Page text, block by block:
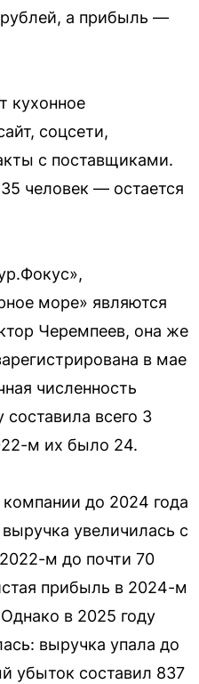
а прибыль —
кухонное
соцсети,
с поставщиками.
человек — остается
море» являются
Черемпеев, она же
в мае
численность
составила всего 3
м их было 24.
до 2024 года
увеличилась с
м до почти 70
прибыль в 2024-м
в 2025 году
выручка упала до
убыток составил 837